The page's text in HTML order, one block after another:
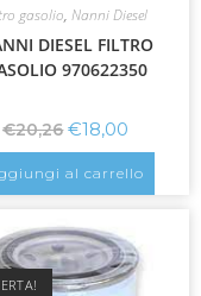
gasolio,Nanni Diesel
DIESEL FILTRO
970622350
€20,26 €18,00
al carrello